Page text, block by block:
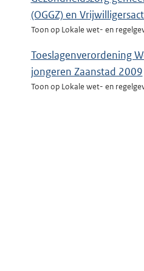
(OGGZ) en
Toon op Lokale wet- en
Toeslagenverordening
jongeren Zaanstad 2009
Toon op Lokale wet- en